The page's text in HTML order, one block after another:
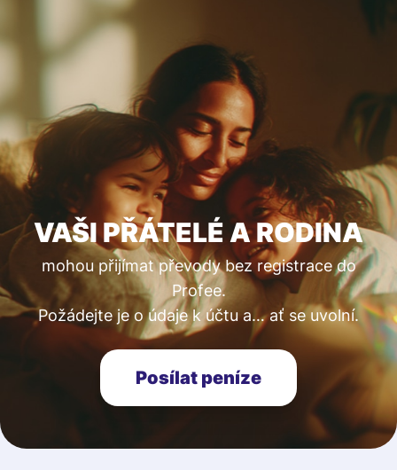
VAŠI PŘÁTELÉ A RODINA
mohou přijímat převody bez registrace do
Profee.
Požádejte je o údaje k účtu a… ať se uvolní.
Posílat peníze